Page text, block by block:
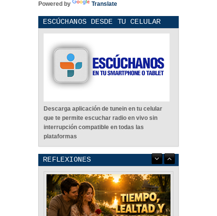
Descarga aplicación de tunein en tu celular
que te permite escuchar radio en vivo sin
interrupción compatible en todas las
plataformas